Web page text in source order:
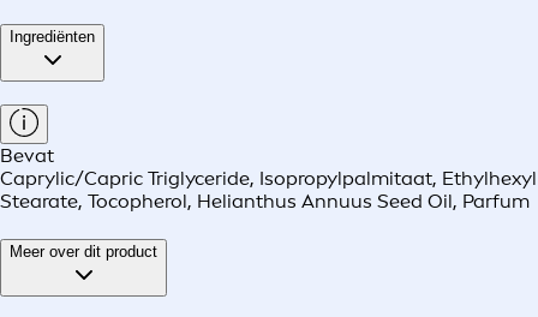
Ingrediënten
Bevat
Caprylic/Capric Triglyceride, Isopropylpalmitaat, Ethylhexyl
Stearate, Tocopherol, Helianthus Annuus Seed Oil, Parfum
Meer over dit product